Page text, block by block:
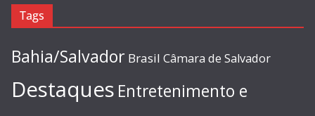
Tags
Bahia/Salvador Brasil Câmara de Salvador
Destaques Entretenimento e